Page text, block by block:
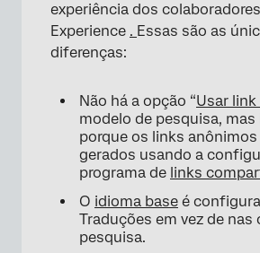
experiência dos
Experience . Essas são as
diferenças:
Não há a opção “Usar link
modelo de pesquisa,
porque os links
gerados usando a
programa de links
O idioma base é
Traduções em vez de nas
pesquisa.